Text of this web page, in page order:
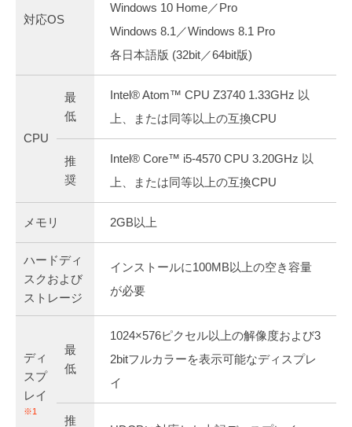
対応OS
Windows 10 Home／Pro
Windows 8.1／Windows 8.1 Pro
各日本語版 (32bit／64bit版)
CPU
最
低
Intel® Atom™ CPU Z3740 1.33GHz 以
上、または同等以上の互換CPU
推
奨
Intel® Core™ i5-4570 CPU 3.20GHz 以
上、または同等以上の互換CPU
メモリ 2GB以上
ハードディ
スクおよび
ストレージ
インストールに100MB以上の空き容量
が必要
ディ
スプ
レイ
※1
最
低
1024×576ピクセル以上の解像度および3
2bitフルカラーを表示可能なディスプレ
イ
推